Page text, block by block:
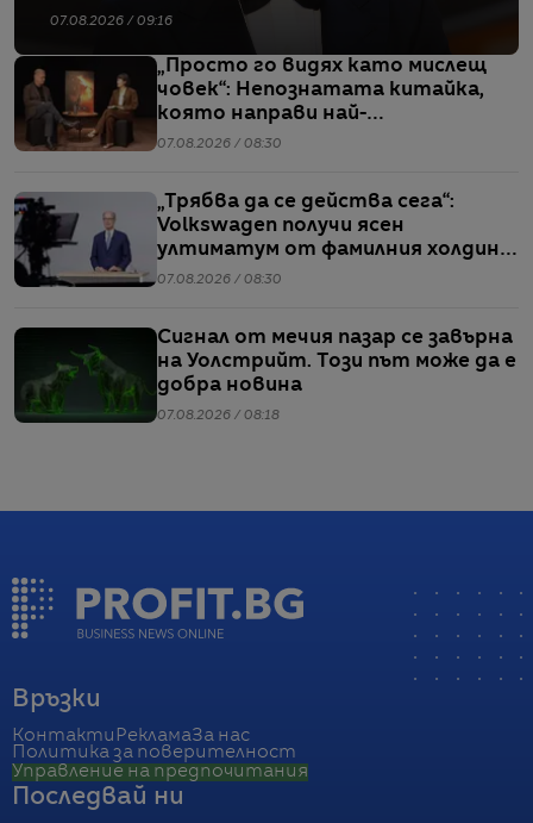
07.08.2026 / 09:16
„Просто го видях като мислещ
човек“: Непознатата китайка,
която направи най-
коментираното интервю с
07.08.2026 / 08:30
„Трябва да се действа сега“:
Volkswagen получи ясен
ултиматум от фамилния холдинг
начело на групата
07.08.2026 / 08:30
Сигнал от мечия пазар се завърна
на Уолстрийт. Този път може да е
добра новина
07.08.2026 / 08:18
Връзки
Контакти РекламаЗа нас
Политика за поверителност
Управление на предпочитания
Последвай ни